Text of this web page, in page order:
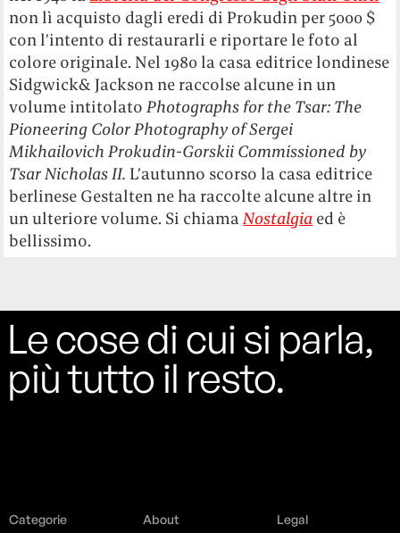
non lì acquisto dagli eredi di Prokudin per 5000 $
con l’intento di restaurarli e riportare le foto al
colore originale. Nel 1980 la casa editrice londinese
Sidgwick& Jackson ne raccolse alcune in un
volume intitolatoPhotographs for the Tsar: The
Pioneering Color Photography of Sergei
Mikhailovich Prokudin-Gorskii Commissioned by
Tsar Nicholas II. L’autunno scorso la casa editrice
berlinese Gestalten ne ha raccolte alcune altre in
un ulteriore volume. Si chiamaNostalgia ed è
bellissimo.
Le cose di cui si parla,
più tutto il resto.
Categorie
About
Legal